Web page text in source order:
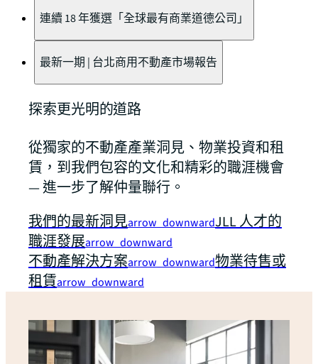
連續 18 年獲選「全球最有商業道德公司」
最新一期 | 台北商用不動產市場報告
探索更光明的道路
從獨家的不動產產業洞見、物業投資和租
賃，到我們包容的文化和精彩的職涯機會
— 進一步了解仲量聯行。
我們的最新洞見arrow_downwardJLL 人才的
職涯發展arrow_downward
不動產解決方案arrow_downward物業待售或
租賃arrow_downward